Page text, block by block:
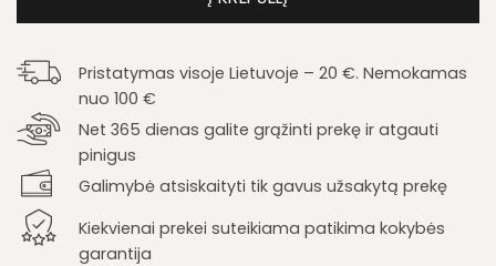
Pristatymas visoje Lietuvoje – 20 €. Nemokamas
nuo 100 €
Net 365 dienas galite grąžinti prekę ir atgauti
pinigus
Galimybė atsiskaityti tik gavus užsakytą prekę
Kiekvienai prekei suteikiama patikima kokybės
garantija